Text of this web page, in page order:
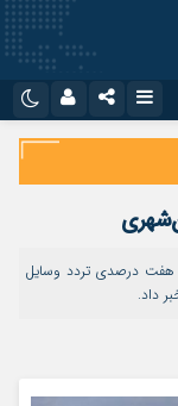
هفت درصدی تردد وسایل